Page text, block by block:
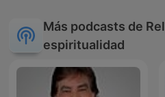
Más podcasts de
espiritualidad